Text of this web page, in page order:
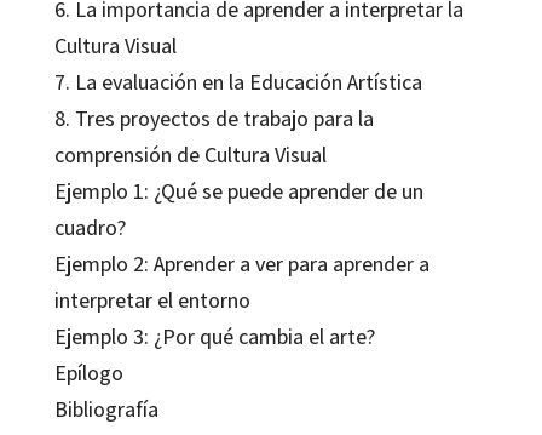
6. La importancia de aprender a interpretar la
Cultura Visual
7. La evaluación en la Educación Artística
8. Tres proyectos de trabajo para la
comprensión de Cultura Visual
Ejemplo 1: ¿Qué se puede aprender de un
cuadro?
Ejemplo 2: Aprender a ver para aprender a
interpretar el entorno
Ejemplo 3: ¿Por qué cambia el arte?
Epílogo
Bibliografía